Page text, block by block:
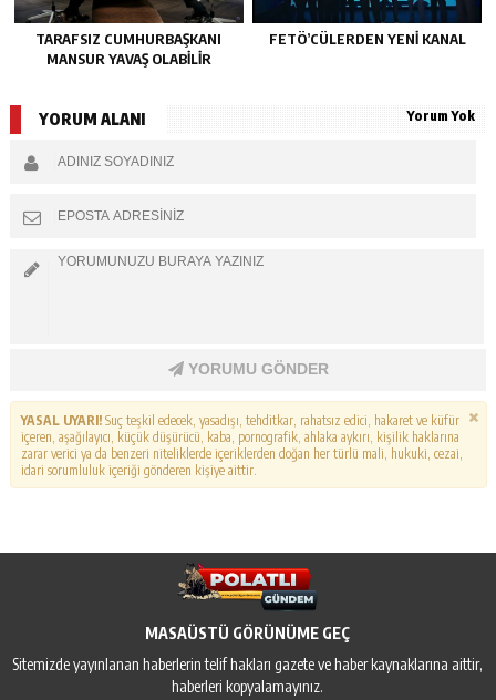
TARAFSIZ CUMHURBAŞKANI
MANSUR YAVAŞ OLABİLİR
FETÖ’CÜLERDEN YENI KANAL
YORUM ALANI Yorum Yok
YORUMU GÖNDER
YASAL UYARI!Suç teşkil edecek, yasadışı, tehditkar, rahatsız edici, hakaret ve küfür
içeren, aşağılayıcı, küçük düşürücü, kaba, pornografik, ahlaka aykırı, kişilik haklarına
zarar verici ya da benzeri niteliklerde içeriklerden doğan her türlü mali, hukuki, cezai,
idari sorumluluk içeriği gönderen kişiye aittir.
MASAÜSTÜ GÖRÜNÜME GEÇ
Sitemizde yayınlanan haberlerin telif hakları gazete ve haber kaynaklarına aittir,
haberleri kopyalamayınız.